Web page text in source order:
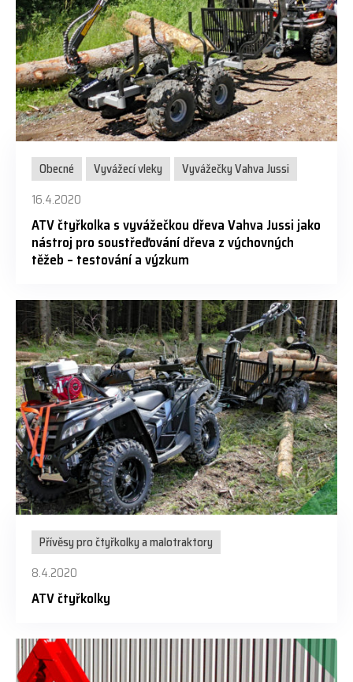
Obecné Vyvážecí vleky
Vyvážečky Vahva Jussi
16.4.2020
ATV čtyřkolka s vyvážečkou dřeva Vahva Jussi jako
nástroj pro soustřeďování dřeva z výchovných
těžeb – testování a výzkum
Přívěsy pro čtyřkolky a malotraktory
8.4.2020
ATV čtyřkolky